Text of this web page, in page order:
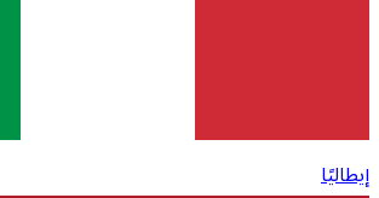
إيطاليًا